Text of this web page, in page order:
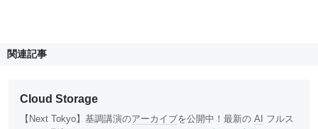
関連記事
Cloud Storage
【Next Tokyo】基調講演のアーカイブを公開中！最新の AI フルス